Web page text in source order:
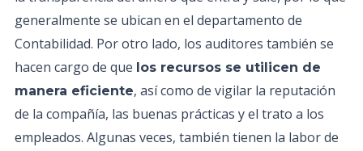
generalmente se ubican en el departamento de
Contabilidad. Por otro lado, los auditores también se
hacen cargo de que los recursos se utilicen de
manera eficiente, así como de vigilar la reputación
de la compañía, las buenas prácticas y el trato a los
empleados. Algunas veces, también tienen la labor de